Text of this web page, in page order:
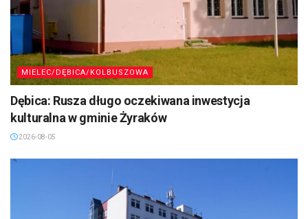
MIELEC/DĘBICA/KOLBUSZOWA
Dębica: Rusza długo oczekiwana inwestycja
kulturalna w gminie Żyraków
2026-08-05